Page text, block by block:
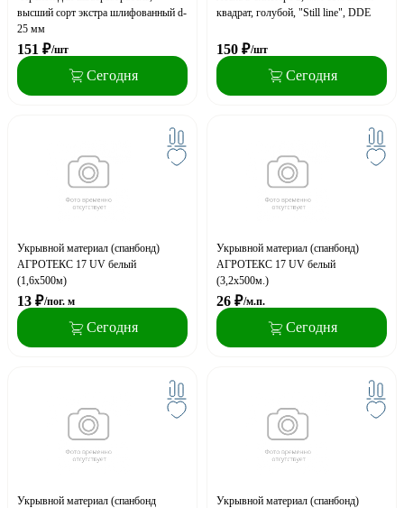
высший сорт экстра шлифованный d-
25 мм
151 ₽/шт
Сегодня
квадрат, голубой, "Still line", DDE
150 ₽/шт
Сегодня
Укрывной материал (спанбонд)
АГРОТЕКС 17 UV белый
(1,6х500м)
13 ₽/пог. м
Сегодня
Укрывной материал (спанбонд)
АГРОТЕКС 17 UV белый
(3,2х500м.)
26 ₽/м.п.
Сегодня
Укрывной материал (спанбонд
Укрывной материал (спанбонд)